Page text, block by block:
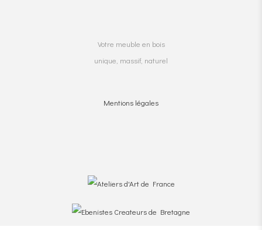
Votre meuble en bois
unique, massif, naturel
Mentions légales